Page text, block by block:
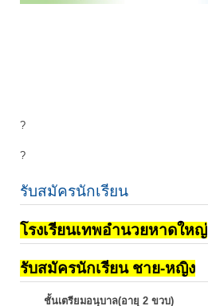
?
?
รับสมัครนักเรียน
โรงเรียนเทพอำนวยหาดใหญ่
รับสมัครนักเรียน ชาย-หญิง
ชั้นเตรียมอนุบาล(อายุ 2 ขวบ)